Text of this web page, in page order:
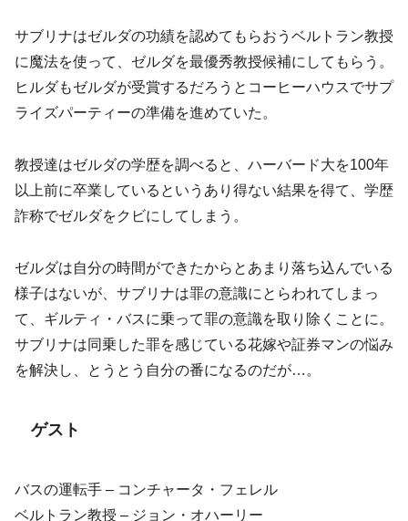
サブリナはゼルダの功績を認めてもらおうベルトラン教授
に魔法を使って、ゼルダを最優秀教授候補にしてもらう。
ヒルダもゼルダが受賞するだろうとコーヒーハウスでサプ
ライズパーティーの準備を進めていた。
教授達はゼルダの学歴を調べると、ハーバード大を100年
以上前に卒業しているというあり得ない結果を得て、学歴
詐称でゼルダをクビにしてしまう。
ゼルダは自分の時間ができたからとあまり落ち込んでいる
様子はないが、サブリナは罪の意識にとらわれてしまっ
て、ギルティ・バスに乗って罪の意識を取り除くことに。
サブリナは同乗した罪を感じている花嫁や証券マンの悩み
を解決し、とうとう自分の番になるのだが…。
ゲスト
バスの運転手 – コンチャータ・フェレル
ベルトラン教授 – ジョン・オハーリー